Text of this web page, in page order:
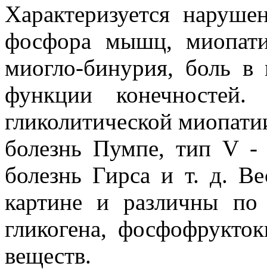
Характеризуется
фосфора мышц,
миогло-бинурия, боль
функции конечностей.
гликолитической
болезнь Пумпе, тип V
болезнь Гирса и т. д.
картине и различны по
гликогена,
веществ.